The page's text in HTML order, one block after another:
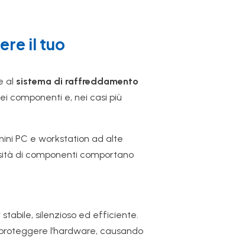
il tuo
al sistema di raffreddamento
componenti e, nei casi più
PC e workstation ad alte
di componenti comportano
silenzioso ed efficiente.
l’hardware, causando